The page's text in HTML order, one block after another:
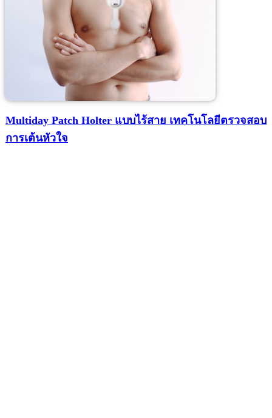
Multiday Patch Holter แบบไร้สาย เทคโนโลยีตรวจสอบ
การเต้นหัวใจ